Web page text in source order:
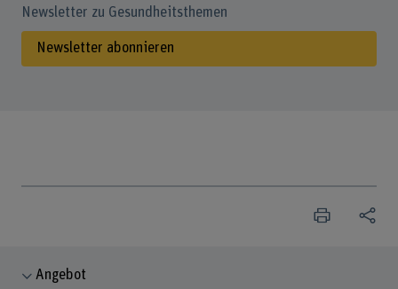
Newsletter zu Gesundheitsthemen
Newsletter abonnieren
Angebot